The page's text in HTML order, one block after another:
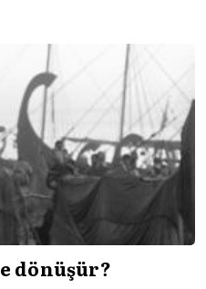
dönüşür?